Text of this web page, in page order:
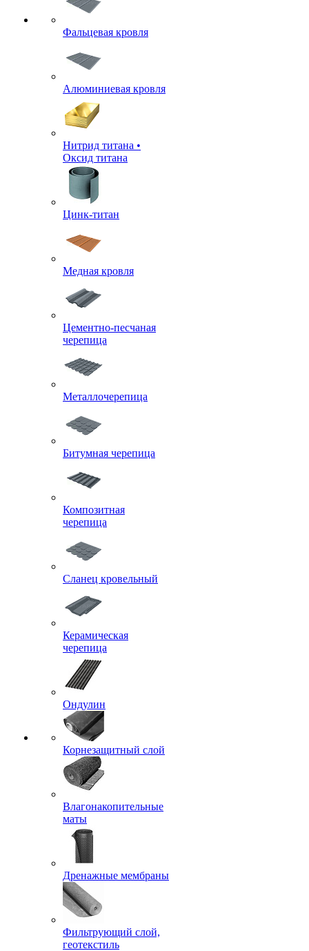
Фальцевая кровля
Алюминиевая кровля
Нитрид титана •
Оксид титана
Цинк-титан
Медная кровля
Цементно-песчаная
черепица
Металлочерепица
Битумная черепица
Композитная
черепица
Сланец кровельный
Керамическая
черепица
Ондулин
Корнезащитный слой
Влагонакопительные
маты
Дренажные мембраны
Фильтрующий слой,
геотекстиль